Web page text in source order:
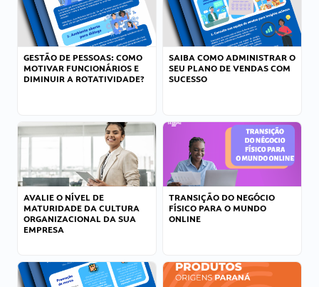
GESTÃO DE PESSOAS: COMO
MOTIVAR FUNCIONÁRIOS E
DIMINUIR A ROTATIVIDADE?
SAIBA COMO ADMINISTRAR O
SEU PLANO DE VENDAS COM
SUCESSO
AVALIE O NÍVEL DE
MATURIDADE DA CULTURA
ORGANIZACIONAL DA SUA
EMPRESA
TRANSIÇÃO DO NEGÓCIO
FÍSICO PARA O MUNDO
ONLINE